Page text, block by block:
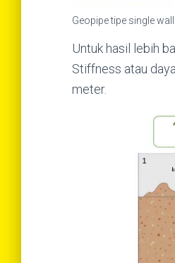
Geopipe tipe single
Untuk hasil lebih
Stiffness atau
meter.